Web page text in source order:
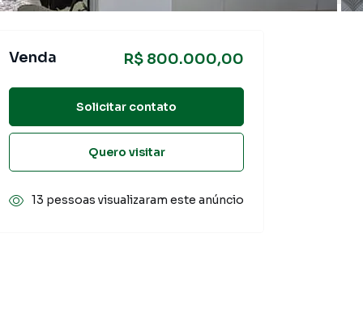
Venda R$ 800.000,00
Solicitar contato
Quero visitar
13 pessoas visualizaram este anúncio